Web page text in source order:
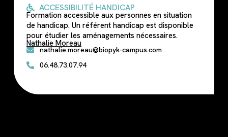
ACCESSIBILITÉ HANDICAP
Formation accessible aux personnes en situation
de handicap. Un référent handicap est disponible
pour étudier les aménagements nécessaires.
Nathalie Moreau
nathalie.moreau@biopyk-campus.com
06.48.73.07.94